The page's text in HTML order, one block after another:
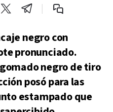
negro con
pronunciado.
negro de tiro
posó para las
estampado que